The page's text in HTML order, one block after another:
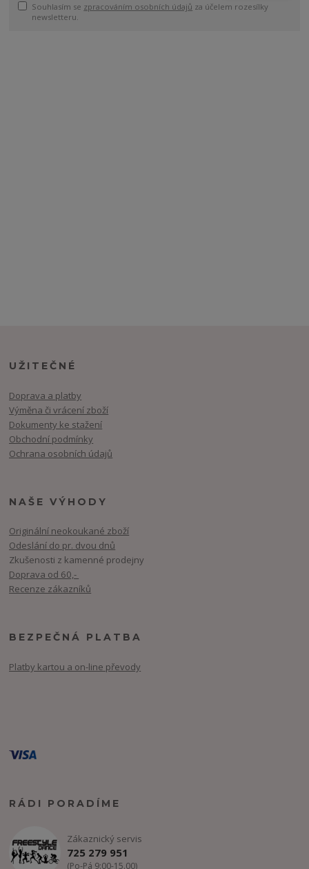
Souhlasím se zpracováním osobních údajů za účelem rozesílky
newsletteru.
UŽITEČNÉ
Doprava a platby
Výměna či vrácení zboží
Dokumenty ke stažení
Obchodní podmínky
Ochrana osobních údajů
NAŠE VÝHODY
Originální neokoukané zboží
Odeslání do pr. dvou dnů
Zkušenosti z kamenné prodejny
Doprava od 60,-
Recenze zákazníků
BEZPEČNÁ PLATBA
Platby kartou a on-line převody
RÁDI PORADÍME
Zákaznický servis
725 279 951
(Po-Pá 9:00-15.00)